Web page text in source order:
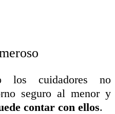
los cuidadores no
seguro al menor y
contar con ellos.